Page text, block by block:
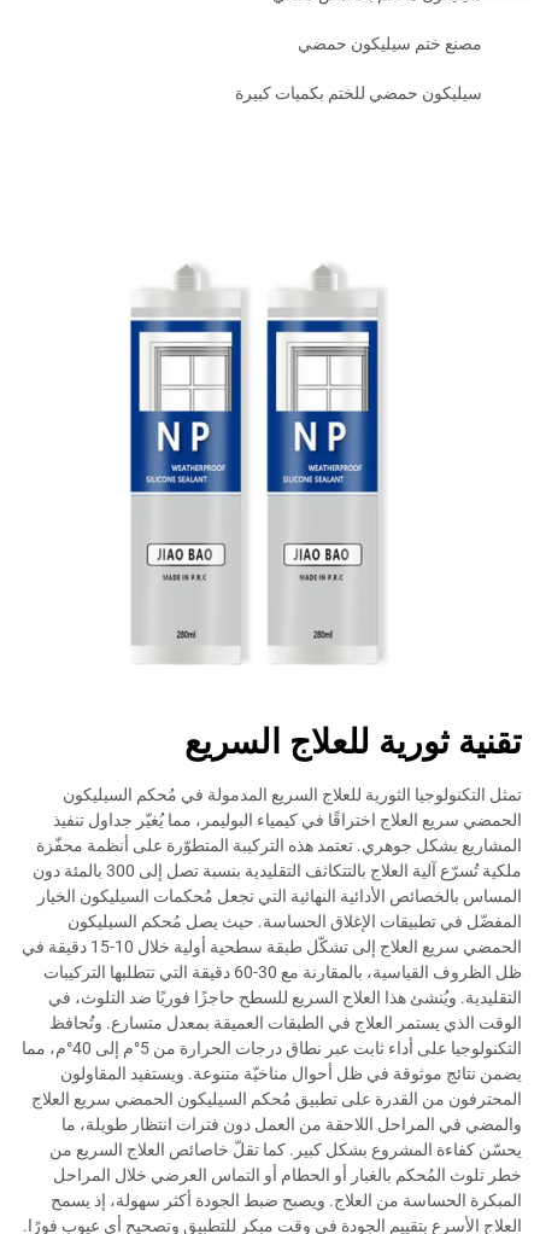
مصنع ختم سيليكون حمضي
سيليكون حمضي للختم بكميات كبيرة
تقنية ثورية للعلاج السريع
تمثل التكنولوجيا الثورية للعلاج السريع المدمولة في مُحكم السيليكون
الحمضي سريع العلاج اختراقًا في كيمياء البوليمر، مما يُغيّر جداول تنفيذ
المشاريع بشكل جوهري. تعتمد هذه التركيبة المتطوّرة على أنظمة محفّزة
ملكية تُسرّع آلية العلاج بالتتكاثف التقليدية بنسبة تصل إلى 300 بالمئة دون
المساس بالخصائص الأدائية النهائية التي تجعل مُحكمات السيليكون الخيار
المفضّل في تطبيقات الإغلاق الحساسة. حيث يصل مُحكم السيليكون
الحمضي سريع العلاج إلى تشكّل طبقة سطحية أولية خلال 10-15 دقيقة في
ظل الظروف القياسية، بالمقارنة مع 30-60 دقيقة التي تتطلبها التركيبات
التقليدية. ويُنشئ هذا العلاج السريع للسطح حاجزًا فوريًا ضد التلوث، في
الوقت الذي يستمر العلاج في الطبقات العميقة بمعدل متسارع. وتُحافظ
التكنولوجيا على أداء ثابت عبر نطاق درجات الحرارة من 5°م إلى 40°م، مما
يضمن نتائج موثوقة في ظل أحوال مناخيّة متنوعة. ويستفيد المقاولون
المحترفون من القدرة على تطبيق مُحكم السيليكون الحمضي سريع العلاج
والمضي في المراحل اللاحقة من العمل دون فترات انتظار طويلة، ما
يحسّن كفاءة المشروع بشكل كبير. كما تقلّ خاصائص العلاج السريع من
خطر تلوث المُحكم بالغبار أو الحطام أو التماس العرضي خلال المراحل
المبكرة الحساسة من العلاج. ويصبح ضبط الجودة أكثر سهولة، إذ يسمح
العلاج الأسرع بتقييم الجودة في وقت مبكر للتطبيق وتصحيح أي عيوب فورًا.